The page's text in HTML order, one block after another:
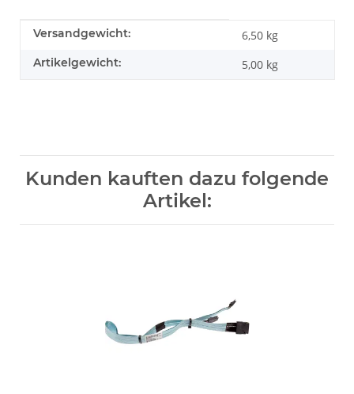
Produkteigenschaft
Wert
Versandgewicht: 6,50 kg
Artikelgewicht: 5,00 kg
Kunden kauften dazu folgende
Artikel: